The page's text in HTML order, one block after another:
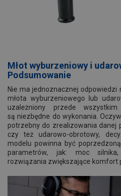
Młot wyburzeniowy i
Podsumowanie
Nie ma jednoznacznej odpowiedzi
młota wyburzeniowego lub
uzależniony przede
są niezbędne do wykonania.
potrzebny do zrealizowania danej
czy też udarowo-obrotowy,
modelu powinna być
parametrów, jak: moc silnika,
rozwiązania zwiększające komfort